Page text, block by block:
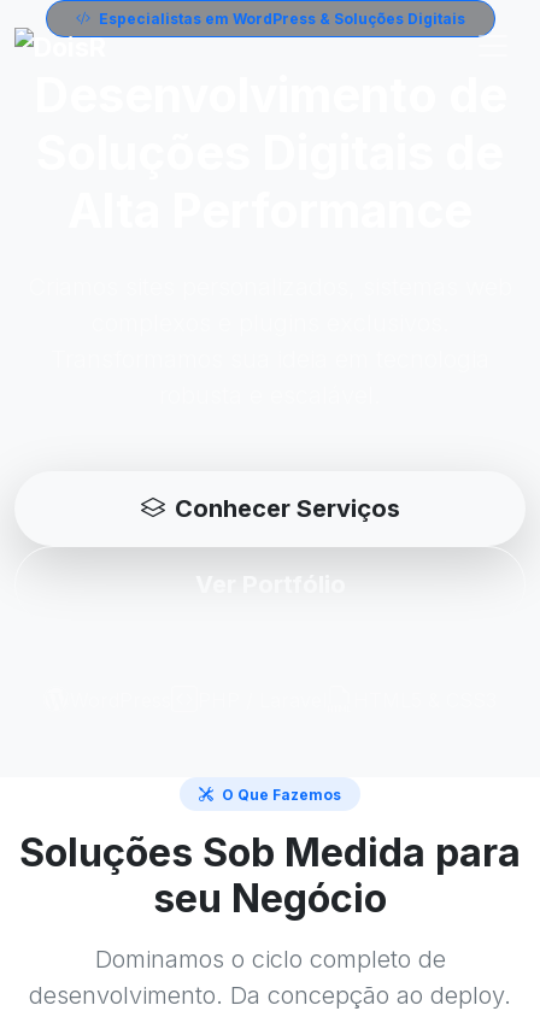
Especialistas em WordPress & Soluções Digitais
Conhecer Serviços
O Que Fazemos
Soluções Sob Medida para
seu Negócio
Dominamos o ciclo completo de
desenvolvimento. Da concepção ao deploy.